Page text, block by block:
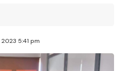
5:41 pm